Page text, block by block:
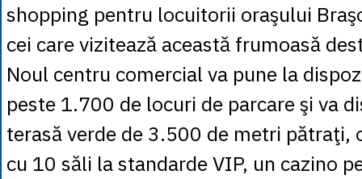
shopping pentru locuitorii oraşului
cei care vizitează această frumoasă
Noul centru comercial va pune la
peste 1.700 de locuri de parcare şi va
terasă verde de 3.500 de metri pătraţi,
cu 10 săli la standarde VIP, un cazino